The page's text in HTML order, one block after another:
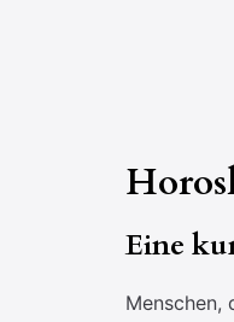
Eine
Menschen,